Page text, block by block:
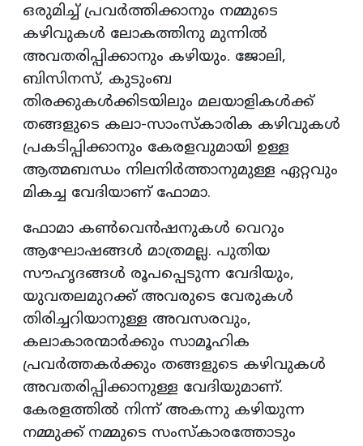
ഒരുമിച്ച് പ്രവർത്തിക്കാനും നമ്മുടെ
കഴിവുകൾ ലോകത്തിനു മുന്നിൽ
അവതരിപ്പിക്കാനും കഴിയും. ജോലി,
ബിസിനസ്, കുടുംബ
തിരക്കുകൾക്കിടയിലും മലയാളികൾക്ക്
തങ്ങളുടെ കലാ-സാംസ്കാരിക കഴിവുകൾ
പ്രകടിപ്പിക്കാനും കേരളവുമായി ഉള്ള
ആത്മബന്ധം നിലനിർത്താനുമുള്ള ഏറ്റവും
മികച്ച വേദിയാണ് ഫോമാ.
ഫോമാ കൺവെൻഷനുകൾ വെറും
ആഘോഷങ്ങൾ മാത്രമല്ല. പുതിയ
സൗഹൃദങ്ങൾ രൂപപ്പെടുന്ന വേദിയും,
യുവതലമുറക്ക് അവരുടെ വേരുകൾ
തിരിച്ചറിയാനുള്ള അവസരവും,
കലാകാരന്മാർക്കും സാമൂഹിക
പ്രവർത്തകർക്കും തങ്ങളുടെ കഴിവുകൾ
അവതരിപ്പിക്കാനുള്ള വേദിയുമാണ്.
കേരളത്തിൽ നിന്ന് അകന്നു കഴിയുന്ന
നമ്മുക്ക് നമ്മുടെ സംസ്കാരത്തോടും